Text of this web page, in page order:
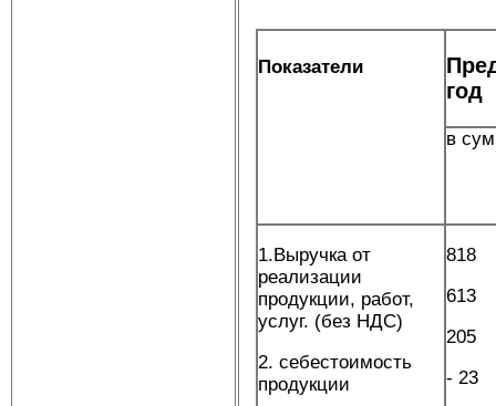
Показатели
год
в
1.Выручка от
реализации
продукции, работ,
услуг. (без НДС)
2. себестоимость
продукции
818
613
205
- 23